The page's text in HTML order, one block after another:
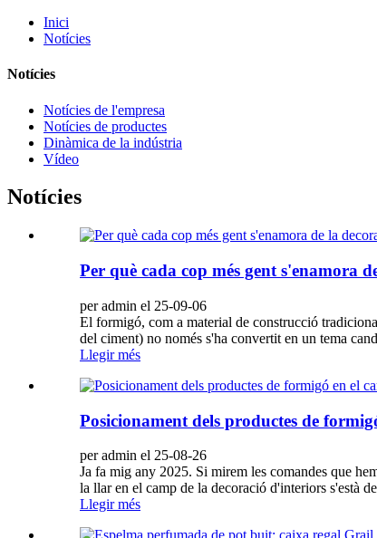
Inici
Notícies
Notícies
Notícies de l'empresa
Notícies de productes
Dinàmica de la indústria
Vídeo
Notícies
Per què cada cop més gent s'enamora
per admin el 25-09-06
El formigó, com a material de construcció
del ciment) no només s'ha convertit en un tema
Llegir més
Posicionament dels productes de
per admin el 25-08-26
Ja fa mig any 2025. Si mirem les comandes que
la llar en el camp de la decoració d'interiors s'està
Llegir més